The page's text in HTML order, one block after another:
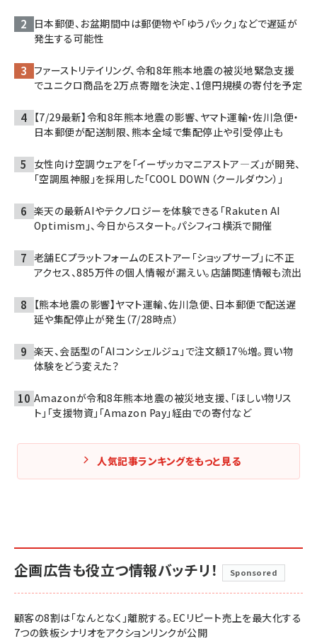
日本郵便、お盆期間中は郵便物や「ゆうパック」などで遅延が
発生する可能性
ファーストリテイリング、令和8年熊本地震の被災地緊急支援
でユニクロ商品を2万点寄贈を決定、1億円規模の寄付を予定
【7/29最新】令和8年熊本地震の影響、ヤマト運輸・佐川急便・
日本郵便が配送制限、熊本全域で集配停止や引受停止も
女性向け空調ウェアを「イーザッカマニアストア―ズ」が開発、
「空調風神服」を採用した「COOL DOWN（クールダウン）」
楽天の最新AIやテクノロジーを体験できる「Rakuten AI
Optimism」、今日からスタート。パシフィコ横浜で開催
老舗ECプラットフォームのEストアー「ショップサーブ」に不正
アクセス、885万件の個人情報が漏えい。店舗関連情報も流出
【熊本地震の影響】ヤマト運輸、佐川急便、日本郵便で配送遅
延や集配停止が発生（7/28時点）
楽天、会話型の「AIコンシェルジュ」で注文額17％増。買い物
体験をどう変えた？
Amazonが令和8年熊本地震の被災地支援、「ほしい物リス
ト」「支援物資」「Amazon Pay」経由での寄付など
人気記事ランキングをもっと見る
企画広告も役立つ情報バッチリ！ Sponsored
顧客の8割は「なんとなく」離脱する。ECリピート売上を最大化する
7つの鉄板シナリオをアクションリンクが公開